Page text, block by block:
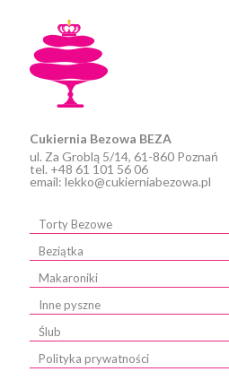
Cukiernia Bezowa BEZA
ul. Za Groblą 5/14, 61-860 Poznań
tel. +48 61 101 56 06
email: lekko@cukierniabezowa.pl
Torty Bezowe
Beziątka
Makaroniki
Inne pyszne
Ślub
Polityka prywatności